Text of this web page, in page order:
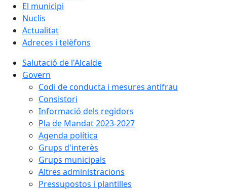
El municipi
Nuclis
Actualitat
Adreces i telèfons
Salutació de l'Alcalde
Govern
Codi de conducta i mesures antifrau
Consistori
Informació dels regidors
Pla de Mandat 2023-2027
Agenda política
Grups d'interès
Grups municipals
Altres administracions
Pressupostos i plantilles